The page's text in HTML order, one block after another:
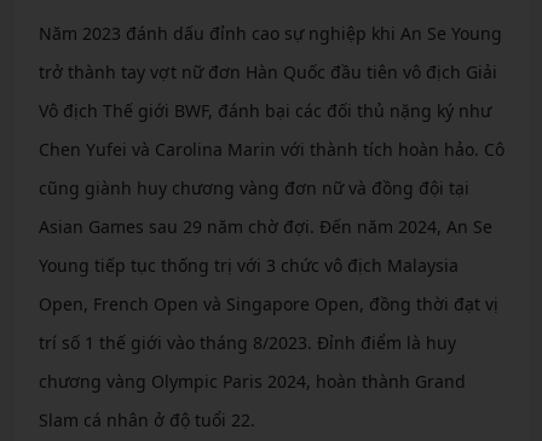
Năm 2023 đánh dấu đỉnh cao sự nghiệp khi An Se Young
trở thành tay vợt nữ đơn Hàn Quốc đầu tiên vô địch Giải
Vô địch Thế giới BWF, đánh bại các đối thủ nặng ký như
Chen Yufei và Carolina Marin với thành tích hoàn hảo. Cô
cũng giành huy chương vàng đơn nữ và đồng đội tại
Asian Games sau 29 năm chờ đợi. Đến năm 2024, An Se
Young tiếp tục thống trị với 3 chức vô địch Malaysia
Open, French Open và Singapore Open, đồng thời đạt vị
trí số 1 thế giới vào tháng 8/2023. Đỉnh điểm là huy
chương vàng Olympic Paris 2024, hoàn thành Grand
Slam cá nhân ở độ tuổi 22.